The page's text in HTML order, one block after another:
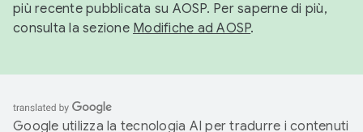
più recente pubblicata su AOSP. Per saperne di più,
consulta la sezione Modifiche ad AOSP.
Google utilizza la tecnologia AI per tradurre i contenuti